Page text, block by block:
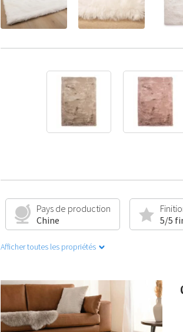
Pays de production
Chine
5/5
Afficher toutes les propriétés